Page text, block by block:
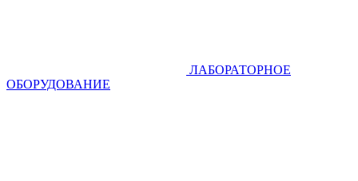
ЛАБОРАТОРНОЕ
ОБОРУДОВАНИЕ